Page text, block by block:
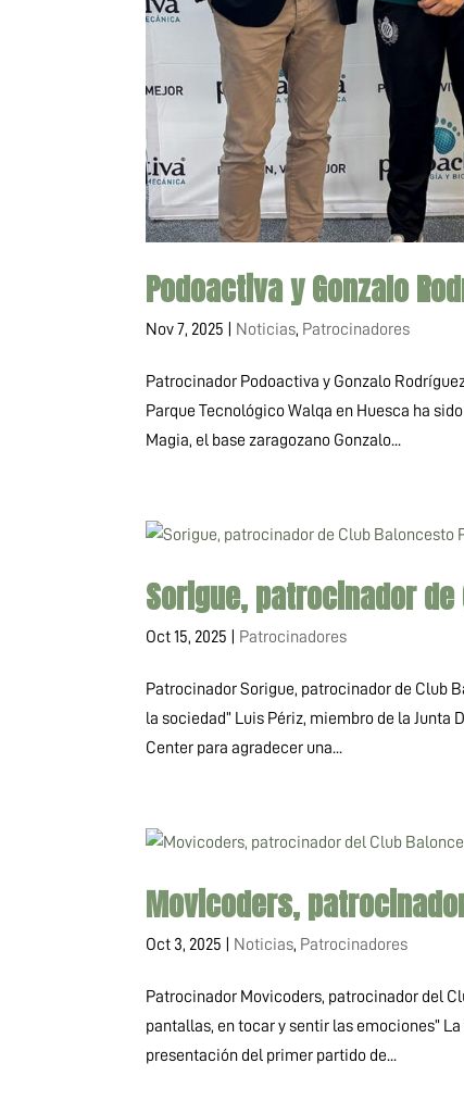
Podoactiva y Gonzalo
Nov 7, 2025 | Noticias, Patrocinadores
Patrocinador Podoactiva y Gonzalo
Parque Tecnológico Walqa en Huesca ha
Magia, el base zaragozano Gonzalo...
Sorigue, patrocinador
Oct 15, 2025 | Patrocinadores
Patrocinador Sorigue, patrocinador de Club
la sociedad” Luis Périz, miembro de la
Center para agradecer una...
Movicoders,
Oct 3, 2025 | Noticias, Patrocinadores
Patrocinador Movicoders, patrocinador del
pantallas, en tocar y sentir las emociones”
presentación del primer partido de...